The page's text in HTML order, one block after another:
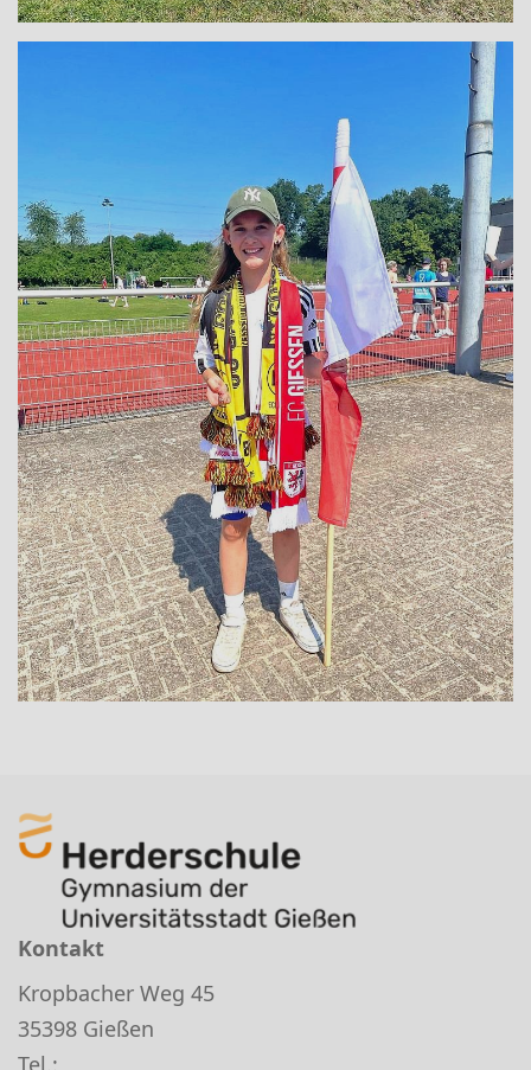
Kontakt
Kropbacher Weg 45
35398 Gießen
Tel.: